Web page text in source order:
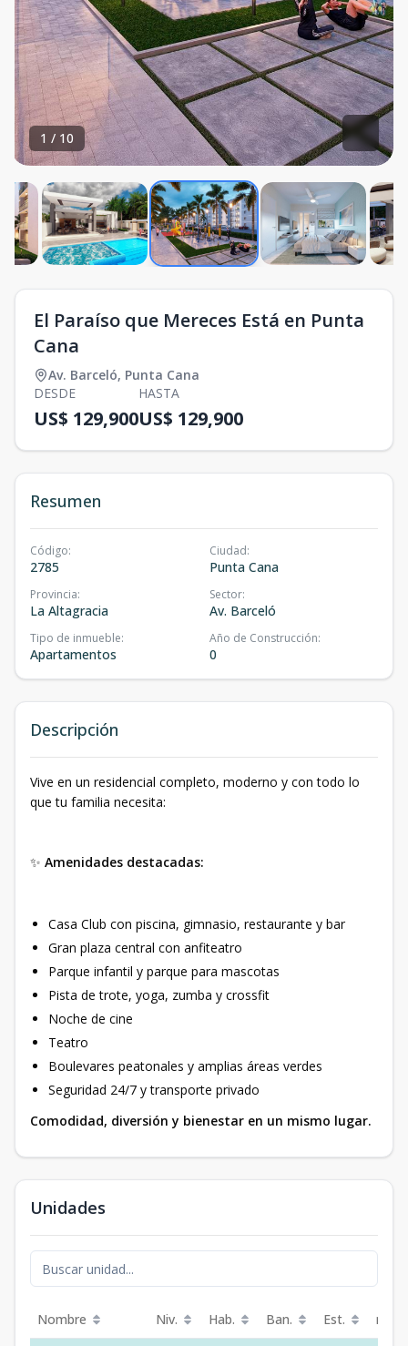
1 / 10
El Paraíso que Mereces Está en Punta
Cana
Av. Barceló, Punta Cana
DESDE
US$ 129,900
HASTA
US$ 129,900
Resumen
Código:
2785
Ciudad:
Punta Cana
Provincia:
La Altagracia
Sector:
Av. Barceló
Tipo de inmueble:
Apartamentos
Año de Construcción:
0
Descripción
Vive en un residencial completo, moderno y con todo lo
que tu familia necesita:
✨ Amenidades destacadas:
Casa Club con piscina, gimnasio, restaurante y bar
Gran plaza central con anfiteatro
Parque infantil y parque para mascotas
Pista de trote, yoga, zumba y crossfit
Noche de cine
Teatro
Boulevares peatonales y amplias áreas verdes
Seguridad 24/7 y transporte privado
Comodidad, diversión y bienestar en un mismo lugar.
Unidades
Nombre Niv. Hab. Ban. Est. m²